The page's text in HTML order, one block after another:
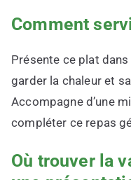
Comment
Présente ce plat
garder la chaleur et
Accompagne d’une
compléter ce repas
Où trouver la